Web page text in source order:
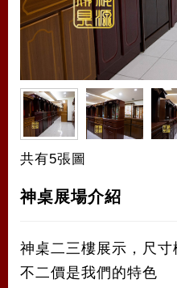
共有5張圖
神桌展場介紹
神桌二三樓展示，尺寸
不二價是我們的特色